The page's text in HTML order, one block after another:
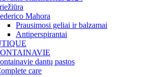
Mahora
Prausimosi geliai ir balzamai
Antiperspirantai
dantų pastos
care